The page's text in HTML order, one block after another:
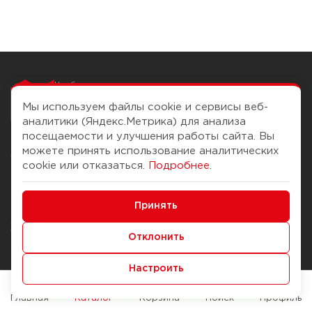
Чтобы вам легко
О компании
История Компании
Журнал
Наши марки
Брендирование
Помощь
Доставка и оплата
Способы оплаты
Служба контроля качества
Мы используем файлы cookie и сервисы веб-
аналитики (Яндекс.Метрика) для анализа
посещаемости и улучшения работы сайта. Вы
можете принять использование аналитических
cookie или отказаться.
Подробнее
Принять
Отклонить
Настроить
Главная Каталог Корзина Поиск Профиль